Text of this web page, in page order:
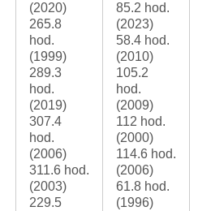
(2020)
265.8
hod.
(1999)
289.3
hod.
(2019)
307.4
hod.
(2006)
311.6 hod.
(2003)
229.5
85.2 hod.
(2023)
58.4 hod.
(2010)
105.2
hod.
(2009)
112 hod.
(2000)
114.6 hod.
(2006)
61.8 hod.
(1996)